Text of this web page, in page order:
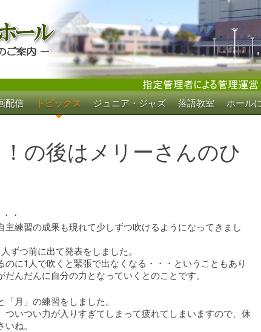
ール
配信 トピックス ジュニア・ジャズ 落語教室 ホール
の後はメリーさんのひ
・
練習の成果も現れて少しずつ吹けるようになってきまし
ずつ前に出て発表をしました。
に1人で吹くと緊張で出なくなる・・・ということもあり
んだんに自分の力となっていくとのことです。
月」の練習をしました。
いつい力が入りすぎてしまって疲れてしまいますので、休
ね。